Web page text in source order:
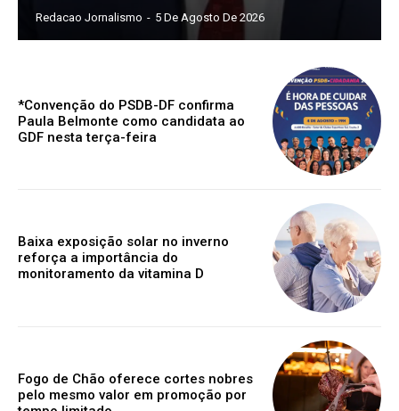
Redacao Jornalismo - 5 De Agosto De 2026
*Convenção do PSDB-DF confirma
Paula Belmonte como candidata ao
GDF nesta terça-feira
Baixa exposição solar no inverno
reforça a importância do
monitoramento da vitamina D
Fogo de Chão oferece cortes nobres
pelo mesmo valor em promoção por